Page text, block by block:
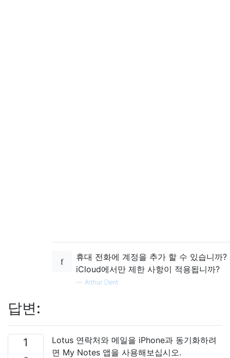
휴대 전화에 계정을 추가 할 수 있습니까?
iCloud에서만 제한 사항이 적용됩니까?
— Arthur Dent
답변:
1
Lotus 연락처와 메일을 iPhone과 동기화하려
면 My Notes 앱을 사용해보십시오.